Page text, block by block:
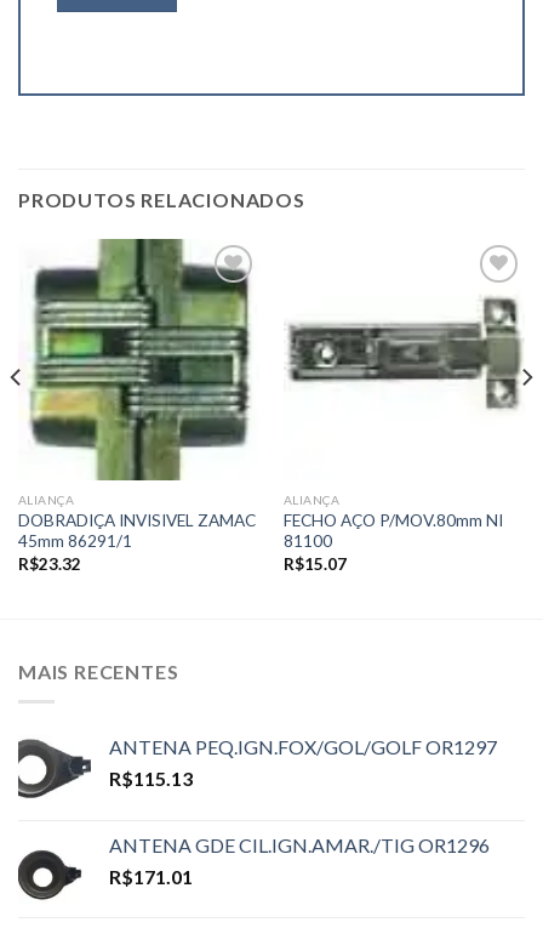
PRODUTOS RELACIONADOS
Add to
wishlist
ALIANÇA
DOBRADIÇA INVISIVEL ZAMAC
45mm 86291/1
R$23.32
Add to
wishlist
ALIANÇA
FECHO AÇO P/MOV.80mm NI
81100
R$15.07
MAIS RECENTES
ANTENA PEQ.IGN.FOX/GOL/GOLF OR1297
R$115.13
ANTENA GDE CIL.IGN.AMAR./TIG OR1296
R$171.01